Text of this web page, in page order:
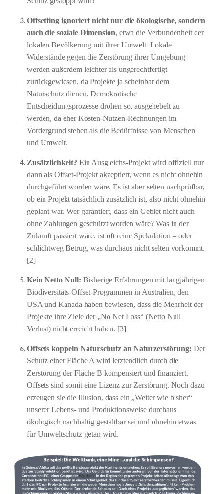
Offsetting ignoriert nicht nur die ökologische, sondern
auch die soziale Dimension, etwa die Verbundenheit der
lokalen Bevölkerung mit ihrer Umwelt. Lokale
Widerstände gegen die Zerstörung ihrer Umgebung
werden außerdem leichter als ungerechtfertigt
zurückgewiesen, da Projekte ja scheinbar dem
Naturschutz dienen. Demokratische
Entscheidungsprozesse drohen so, ausgehebelt zu
werden, da eher Kosten-Nutzen-Rechnungen im
Vordergrund stehen als die Bedürfnisse von Menschen
und Umwelt.
Zusätzlichkeit? Ein Ausgleichs-Projekt wird offiziell nur
dann als Offset-Projekt akzeptiert, wenn es nicht ohnehin
durchgeführt worden wäre. Es ist aber selten nachprüfbar,
ob ein Projekt tatsächlich zusätzlich ist, also nicht ohnehin
geplant war. Wer garantiert, dass ein Gebiet nicht auch
ohne Zahlungen geschützt worden wäre? Was in der
Zukunft passiert wäre, ist oft reine Spekulation – oder
schlichtweg Betrug, was durchaus nicht selten vorkommt.
[2]
Kein Netto Null: Bisherige Erfahrungen mit langjährigen
Biodiversitäts-Offset-Programmen in Australien, den
USA und Kanada haben bewiesen, dass die Mehrheit der
Projekte ihre Ziele der „No Net Loss“ (Netto Null
Verlust) nicht erreicht haben. [3]
Offsets koppeln Naturschutz an Naturzerstörung: Der
Schutz einer Fläche A wird letztendlich durch die
Zerstörung der Fläche B kompensiert und finanziert.
Offsets sind somit eine Lizenz zur Zerstörung. Noch dazu
erzeugen sie die Illusion, dass ein „Weiter wie bisher“
unserer Lebens- und Produktionsweise durchaus
ökologisch nachhaltig gestaltbar sei und ohnehin etwas
für Umweltschutz getan wird.